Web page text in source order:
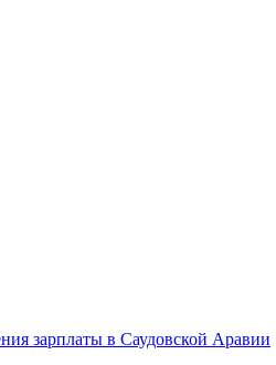
зарплаты в Саудовской Аравии